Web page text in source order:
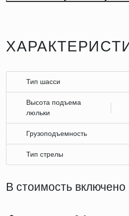
Тип шасси
Высота подъема
люльки
Грузоподъемность
Тип стрелы
В стоимость включено